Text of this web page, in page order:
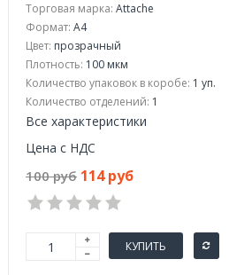
Торговая марка: Attache
Формат: A4
Цвет: прозрачный
Плотность: 100 мкм
Количество упаковок в коробе: 1 уп.
Количество отделений: 1
Все характеристики
Цена с НДС
100 руб 114 руб
КУПИТЬ